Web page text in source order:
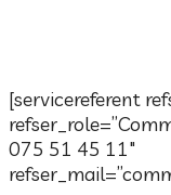
[servicereferent
075 51 45 11″